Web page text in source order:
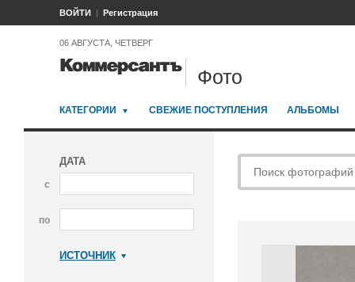
ВОЙТИ Регистрация
06 АВГУСТА, ЧЕТВЕРГ
Фото
КАТЕГОРИИ СВЕЖИЕ ПОСТУПЛЕНИЯ АЛЬБОМЫ
ДАТА
с
по
ИСТОЧНИК